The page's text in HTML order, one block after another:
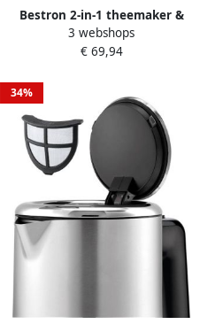
Bestron 2-in-1 theemaker &
elektrische waterkoker
theemaker met automatisch
geïnstalleerde theeprogramma's
LCD regelpaneel & timerfunctie 1
7 liter silver
3 webshops
€ 69,94
34%